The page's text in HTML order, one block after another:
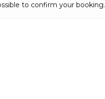
to confirm your booking.